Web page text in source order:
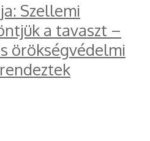
Szellemi
a tavaszt –
örökségvédelmi